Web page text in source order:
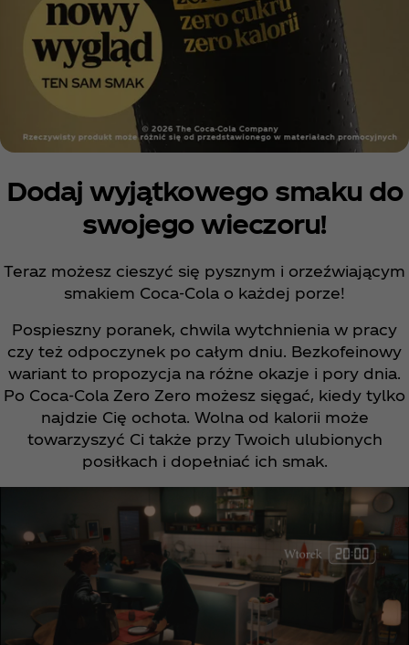
Dodaj wyjątkowego smaku do
swojego wieczoru!
Teraz możesz cieszyć się pysznym i orzeźwiającym
smakiem Coca‑Cola o każdej porze!
Pospieszny poranek, chwila wytchnienia w pracy
czy też odpoczynek po całym dniu. Bezkofeinowy
wariant to propozycja na różne okazje i pory dnia.
Po Coca‑Cola Zero Zero możesz sięgać, kiedy tylko
najdzie Cię ochota. Wolna od kalorii może
towarzyszyć Ci także przy Twoich ulubionych
posiłkach i dopełniać ich smak.